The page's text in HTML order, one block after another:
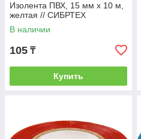
Изолента ПВХ, 15 мм х 10 м,
желтая // СИБРТЕХ
В наличии
105 ₸
Купить